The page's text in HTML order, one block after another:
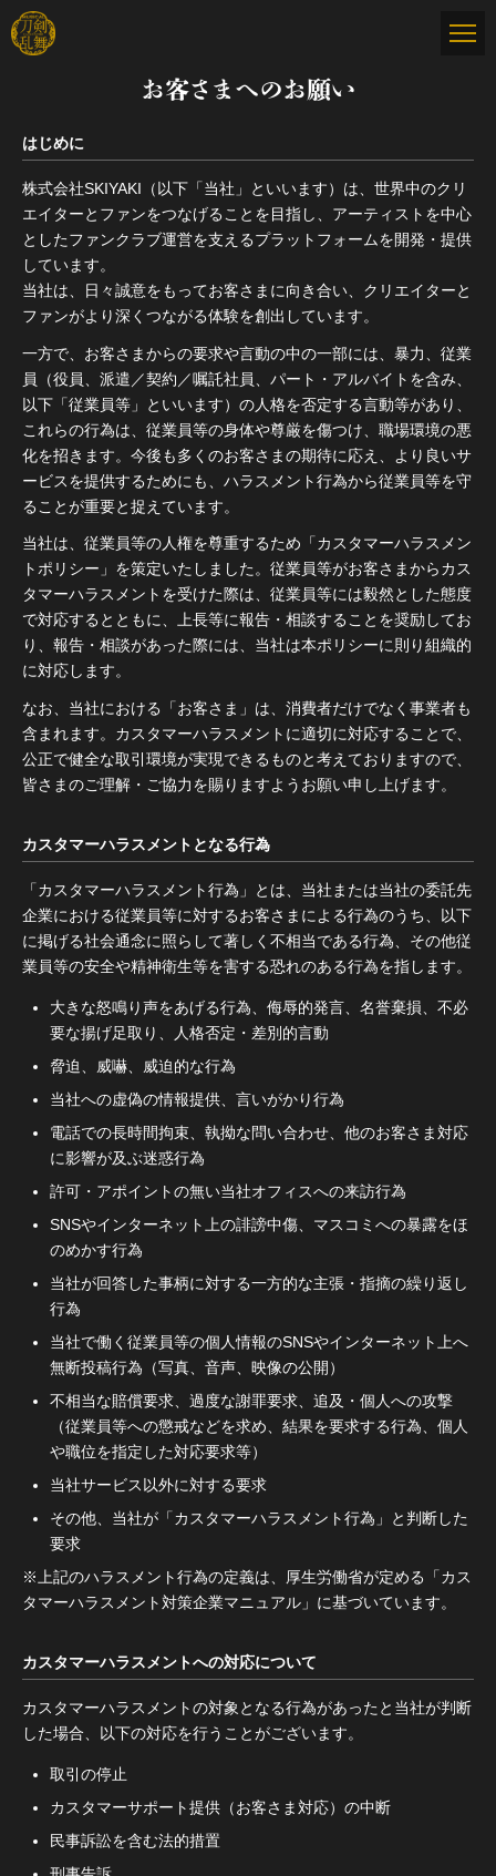
お客さまへのお願い
はじめに
株式会社SKIYAKI（以下「当社」といいます）は、世界中のクリ
エイターとファンをつなげることを目指し、アーティストを中心
としたファンクラブ運営を支えるプラットフォームを開発・提供
しています。
当社は、日々誠意をもってお客さまに向き合い、クリエイターと
ファンがより深くつながる体験を創出しています。
一方で、お客さまからの要求や言動の中の一部には、暴力、従業
員（役員、派遣／契約／嘱託社員、パート・アルバイトを含み、
以下「従業員等」といいます）の人格を否定する言動等があり、
これらの行為は、従業員等の身体や尊厳を傷つけ、職場環境の悪
化を招きます。今後も多くのお客さまの期待に応え、より良いサ
ービスを提供するためにも、ハラスメント行為から従業員等を守
ることが重要と捉えています。
当社は、従業員等の人権を尊重するため「カスタマーハラスメン
トポリシー」を策定いたしました。従業員等がお客さまからカス
タマーハラスメントを受けた際は、従業員等には毅然とした態度
で対応するとともに、上長等に報告・相談することを奨励してお
り、報告・相談があった際には、当社は本ポリシーに則り組織的
に対応します。
なお、当社における「お客さま」は、消費者だけでなく事業者も
含まれます。カスタマーハラスメントに適切に対応することで、
公正で健全な取引環境が実現できるものと考えておりますので、
皆さまのご理解・ご協力を賜りますようお願い申し上げます。
カスタマーハラスメントとなる行為
「カスタマーハラスメント行為」とは、当社または当社の委託先
企業における従業員等に対するお客さまによる行為のうち、以下
に掲げる社会通念に照らして著しく不相当である行為、その他従
業員等の安全や精神衛生等を害する恐れのある行為を指します。
大きな怒鳴り声をあげる行為、侮辱的発言、名誉棄損、不必
要な揚げ足取り、人格否定・差別的言動
脅迫、威嚇、威迫的な行為
当社への虚偽の情報提供、言いがかり行為
電話での長時間拘束、執拗な問い合わせ、他のお客さま対応
に影響が及ぶ迷惑行為
許可・アポイントの無い当社オフィスへの来訪行為
SNSやインターネット上の誹謗中傷、マスコミへの暴露をほ
のめかす行為
当社が回答した事柄に対する一方的な主張・指摘の繰り返し
行為
当社で働く従業員等の個人情報のSNSやインターネット上へ
無断投稿行為（写真、音声、映像の公開）
不相当な賠償要求、過度な謝罪要求、追及・個人への攻撃
（従業員等への懲戒などを求め、結果を要求する行為、個人
や職位を指定した対応要求等）
当社サービス以外に対する要求
その他、当社が「カスタマーハラスメント行為」と判断した
要求
※上記のハラスメント行為の定義は、厚生労働省が定める「カス
タマーハラスメント対策企業マニュアル」に基づいています。
カスタマーハラスメントへの対応について
カスタマーハラスメントの対象となる行為があったと当社が判断
した場合、以下の対応を行うことがございます。
取引の停止
カスタマーサポート提供（お客さま対応）の中断
民事訴訟を含む法的措置